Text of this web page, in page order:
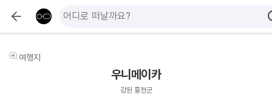
여행지
우니메이카
강원 홍천군